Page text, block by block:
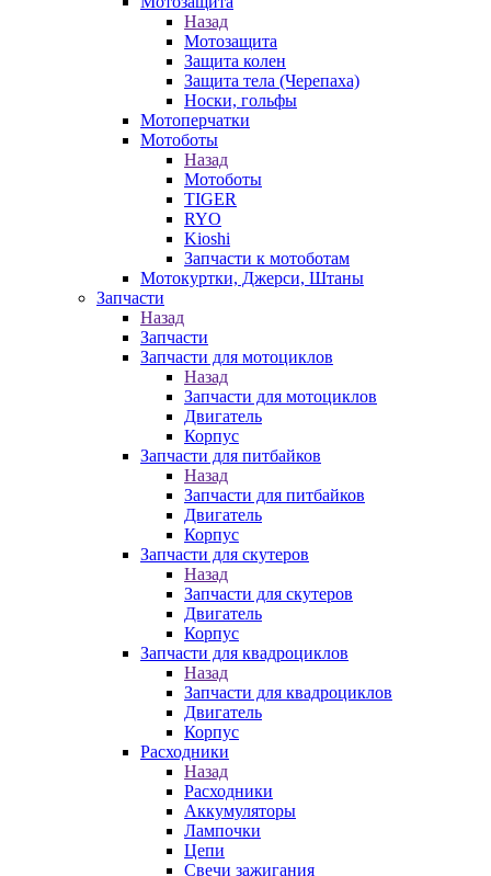
Назад
Мотозащита
Защита колен
Защита тела (Черепаха)
Носки, гольфы
Мотоперчатки
Мотоботы
Назад
Мотоботы
TIGER
RYO
Kioshi
Запчасти к мотоботам
Мотокуртки, Джерси, Штаны
Запчасти
Назад
Запчасти
Запчасти для мотоциклов
Назад
Запчасти для мотоциклов
Двигатель
Корпус
Запчасти для питбайков
Назад
Запчасти для питбайков
Двигатель
Корпус
Запчасти для скутеров
Назад
Запчасти для скутеров
Двигатель
Корпус
Запчасти для квадроциклов
Назад
Запчасти для квадроциклов
Двигатель
Корпус
Расходники
Назад
Расходники
Аккумуляторы
Лампочки
Цепи
Свечи зажигания